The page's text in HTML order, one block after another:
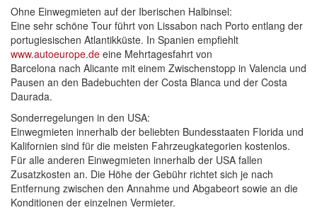
Ohne Einwegmieten auf der Iberischen Halbinsel:
Eine sehr schöne Tour führt von Lissabon nach Porto entlang der
portugiesischen Atlantikküste. In Spanien empfiehlt
www.autoeurope.de eine Mehrtagesfahrt von
Barcelona nach Alicante mit einem Zwischenstopp in Valencia und
Pausen an den Badebuchten der Costa Blanca und der Costa
Daurada.
Sonderregelungen in den USA:
Einwegmieten innerhalb der beliebten Bundesstaaten Florida und
Kalifornien sind für die meisten Fahrzeugkategorien kostenlos.
Für alle anderen Einwegmieten innerhalb der USA fallen
Zusatzkosten an. Die Höhe der Gebühr richtet sich je nach
Entfernung zwischen den Annahme und Abgabeort sowie an die
Konditionen der einzelnen Vermieter.